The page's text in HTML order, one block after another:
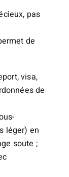
pas
de
visa,
de
léger) en
soute ;